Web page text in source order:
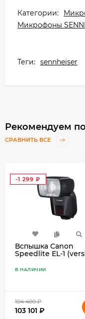
Категории:
Микрофоны
Теги: sennheiser
Рекомендуем
СРАВНИТЬ ВСЕ
-1 299
₽
Вспышка Canon
Speedlite EL-1
В НАЛИЧИИ
104 400
103 101